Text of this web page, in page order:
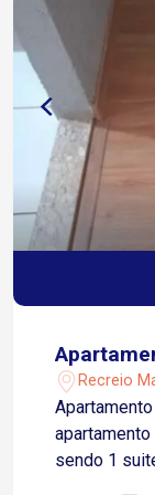
terá a
com
Recreio
sendo 1